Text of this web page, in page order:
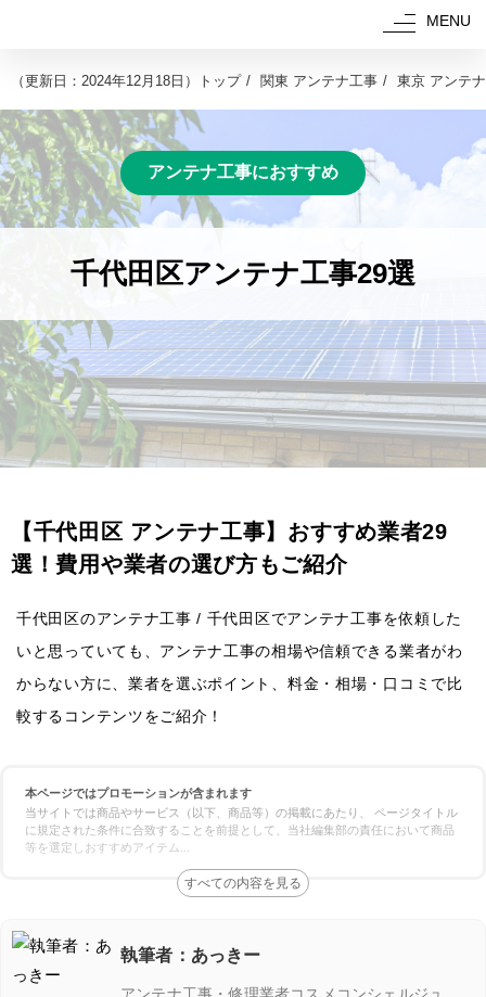
MENU
（更新日：2024年12月18日 ） トップ 関東 アンテナ工事 東京 アンテ
アンテナ工事におすすめ
千代田区アンテナ工事29選
【千代田区 アンテナ工事】おすすめ業者29
選！費用や業者の選び方もご紹介
千代田区のアンテナ工事 / 千代田区でアンテナ工事を依頼した
いと思っていても、アンテナ工事の相場や信頼できる業者がわ
からない方に、業者を選ぶポイント、料金・相場・口コミで比
較するコンテンツをご紹介！
本ページではプロモーションが含まれます
当サイトでは商品やサービス（以下、商品等）の掲載にあたり、 ページタイトル
に規定された条件に合致することを前提として、当社編集部の責任において商品
等を選定しおすすめアイテム
執筆者：あっきー